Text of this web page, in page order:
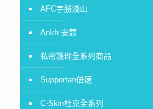
AFC宇勝淺山
Ankh 安蔻
私密護理全系列商品
Supportan倍速
C-Skin杜克全系列